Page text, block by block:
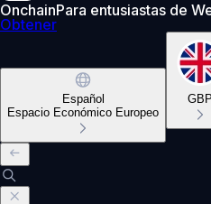
OnchainPara entusiastas de
Obtener
Español
Espacio Económico Europeo
GBP